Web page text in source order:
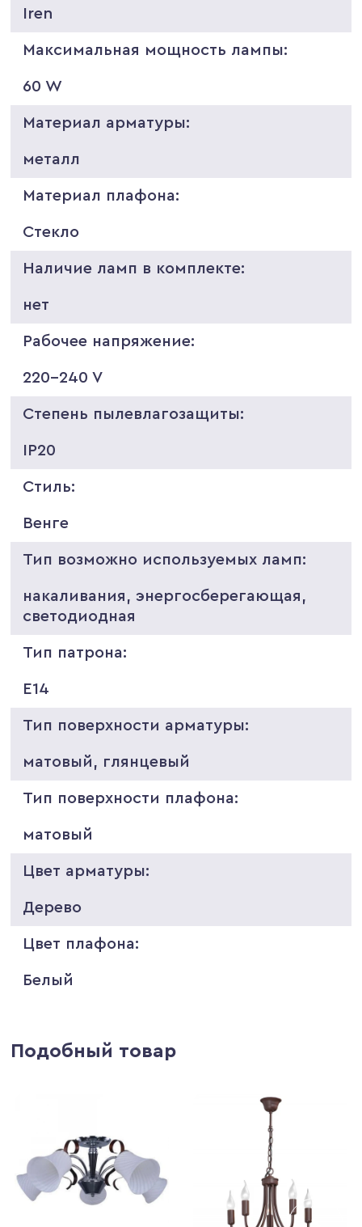
Iren
Максимальная мощность лампы:
60 W
Материал арматуры:
металл
Материал плафона:
Стекло
Наличие ламп в комплекте:
нет
Рабочее напряжение:
220-240 V
Степень пылевлагозащиты:
IP20
Стиль:
Венге
Тип возможно используемых ламп:
накаливания, энергосберегающая,
светодиодная
Тип патрона:
E14
Тип поверхности арматуры:
матовый, глянцевый
Тип поверхности плафона:
матовый
Цвет арматуры:
Дерево
Цвет плафона:
Белый
Подобный товар